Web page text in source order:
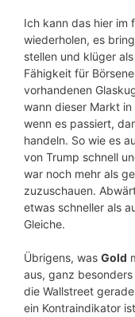
Ich kann das hier im
wiederholen, es
stellen und klüger
Fähigkeit für
vorhandenen
wann dieser Markt
wenn es passiert,
handeln. So wie es
von Trump schnell
war noch mehr als
zuzuschauen.
etwas schneller als
Gleiche.
Übrigens, was Gold
aus, ganz
die Wallstreet
ein Kontraindikator